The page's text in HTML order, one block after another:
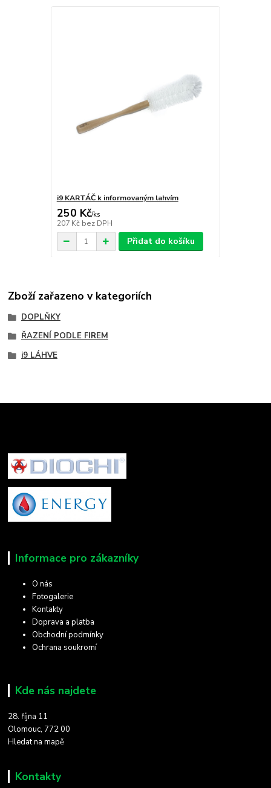
i9 KARTÁČ k informovaným lahvím
250 Kč/ks
207 Kč bez DPH
Přidat do košíku
Zboží zařazeno v kategoriích
DOPLŇKY
ŘAZENÍ PODLE FIREM
i9 LÁHVE
Informace pro zákazníky
O nás
Fotogalerie
Kontakty
Doprava a platba
Obchodní podmínky
Ochrana soukromí
Kde nás najdete
28. října 11
Olomouc, 772 00
Hledat na mapě
Kontakty